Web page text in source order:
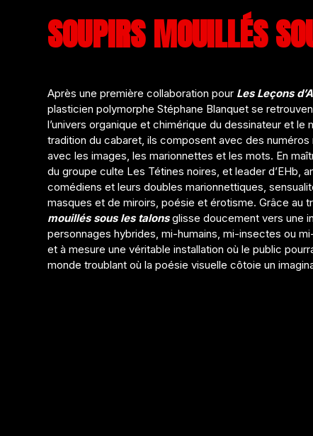
SOUPIRS MOUILLÉS
Après une première collaboration pour Les Leçons
plasticien polymorphe Stéphane Blanquet se
l’univers organique et chimérique du dessinateur et
tradition du cabaret, ils composent avec des numéros
avec les images, les marionnettes et les mots. En
du groupe culte Les Tétines noires, et leader d’EHb,
comédiens et leurs doubles marionnettiques,
masques et de miroirs, poésie et érotisme. Grâce au
mouillés sous les talonsglisse doucement vers une
personnages hybrides, mi-humains, mi-insectes ou
et à mesure une véritable installation où le public
monde troublant où la poésie visuelle côtoie un